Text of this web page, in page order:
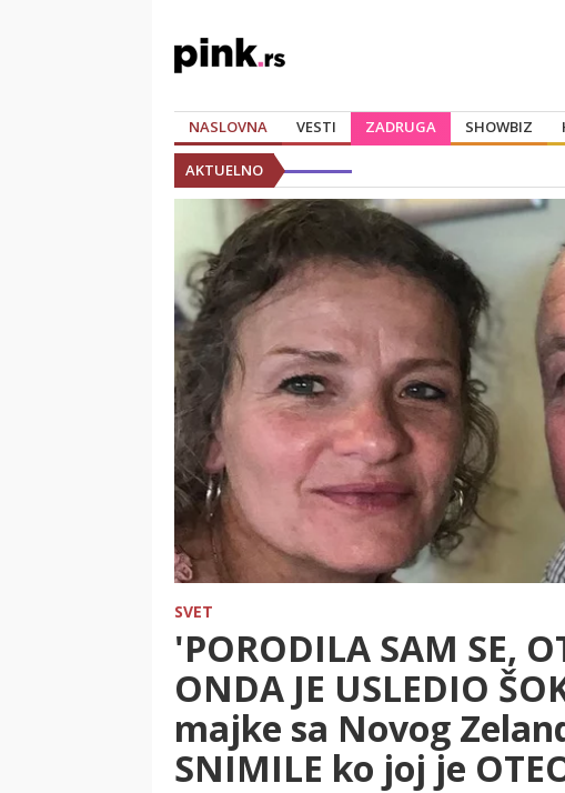
NASLOVNA VESTI ZADRUGA SHOWBIZ
AKTUELNO
SVET
'PORODILA SAM SE,
ONDA JE USLEDIO
majke sa Novog
SNIMILE ko joj je